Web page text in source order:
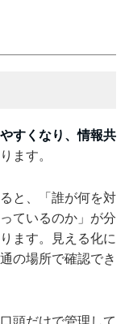
すくなり、情報共
ます。
と、「誰が何を対
ているのか」が分
ます。見える化に
の場所で確認でき
頭だけで管理して